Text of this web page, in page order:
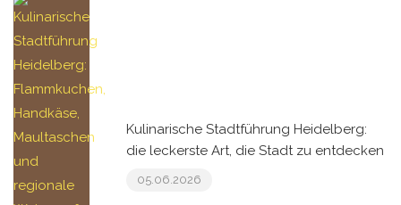
Kulinarische Stadtführung Heidelberg:
die leckerste Art, die Stadt zu entdecken
05.06.2026